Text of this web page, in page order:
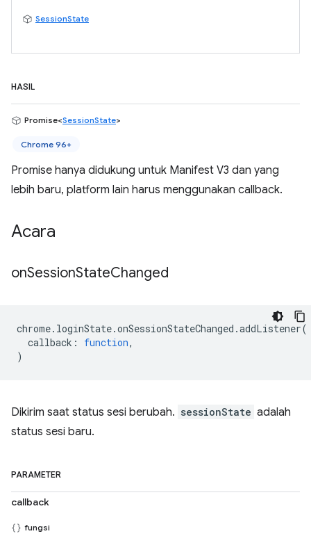
SessionState
HASIL
Promise<SessionState>
Chrome 96+
Promise hanya didukung untuk Manifest V3 dan yang
lebih baru, platform lain harus menggunakan callback.
Acara
onSessionStateChanged
chrome. loginState.onSessionStateChanged .addListener(
callback : function,
)
Dikirim saat status sesi berubah. sessionState adalah
status sesi baru.
PARAMETER
callback
fungsi